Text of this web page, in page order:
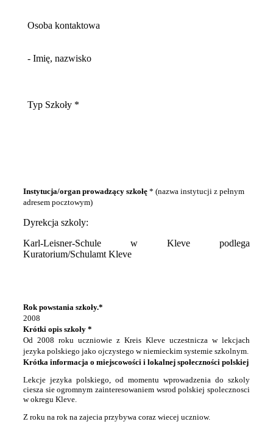
Osoba kontaktowa
- Imię, nazwisko
Typ Szkoły *
Instytucja/organ prowadzący szkołę * (nazwa instytucji z pełnym
adresem pocztowym)
Dyrekcja szkoly:
Karl-Leisner-Schule w Kleve podlega
Kuratorium/Schulamt Kleve
Rok powstania szkoły.*
2008
Krótki opis szkoły *
Od 2008 roku uczniowie z Kreis Kleve uczestnicza w lekcjach
jezyka polskiego jako ojczystego w niemieckim systemie szkolnym.
Krótka informacja o miejscowości i lokalnej społeczności polskiej
Lekcje jezyka polskiego, od momentu wprowadzenia do szkoly
ciesza sie ogromnym zainteresowaniem wsrod polskiej spolecznosci
w okregu Kleve.
Z roku na rok na zajecia przybywa coraz wiecej uczniow.